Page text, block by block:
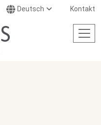
Deutsch Kontakt